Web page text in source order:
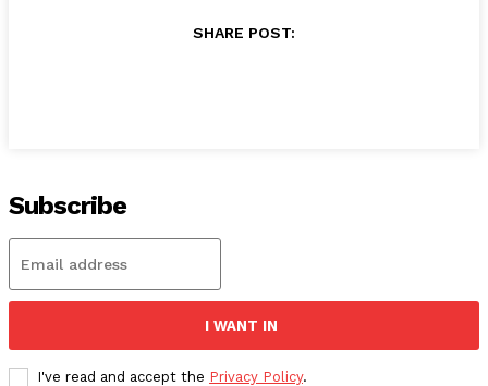
SHARE POST:
Subscribe
I WANT IN
I've read and accept the Privacy Policy.